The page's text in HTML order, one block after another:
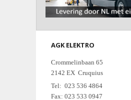
AGK ELEKTRO
Crommelinbaan 65
2142 EX Cruquius
Tel: 023 536 4864
Fax: 023 533 0947